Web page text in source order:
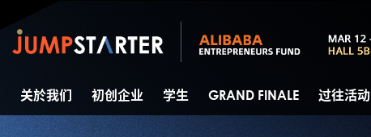
关於我们 初创企业 学生 GRAND FINALE 过往活动